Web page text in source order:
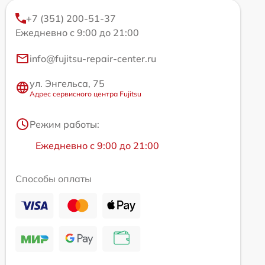
+7 (351) 200-51-37
Ежедневно с 9:00 до 21:00
info@fujitsu-repair-center.ru
ул. Энгельса, 75
Адрес сервисного центра Fujitsu
Режим работы:
Ежедневно с 9:00 до 21:00
Способы оплаты